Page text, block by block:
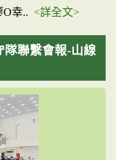
O幸.. <詳全文>
隊聯繫會報-山線